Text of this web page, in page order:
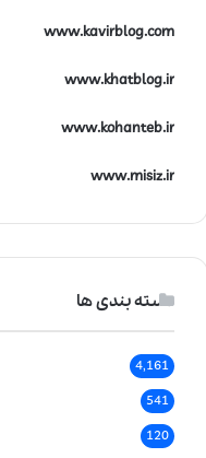
www.kavirblog.com
www.khatblog.ir
www.kohanteb.ir
www.misiz.ir
دسته بندی ها
4,161
541
120